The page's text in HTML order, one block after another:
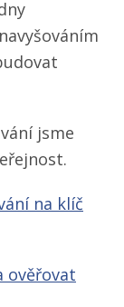
jsme
na klíč
ověřovat